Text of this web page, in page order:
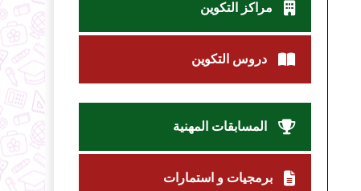
مراكز التكوين
دروس التكوين
المسابقات المهنية
برمجيات و استمارات